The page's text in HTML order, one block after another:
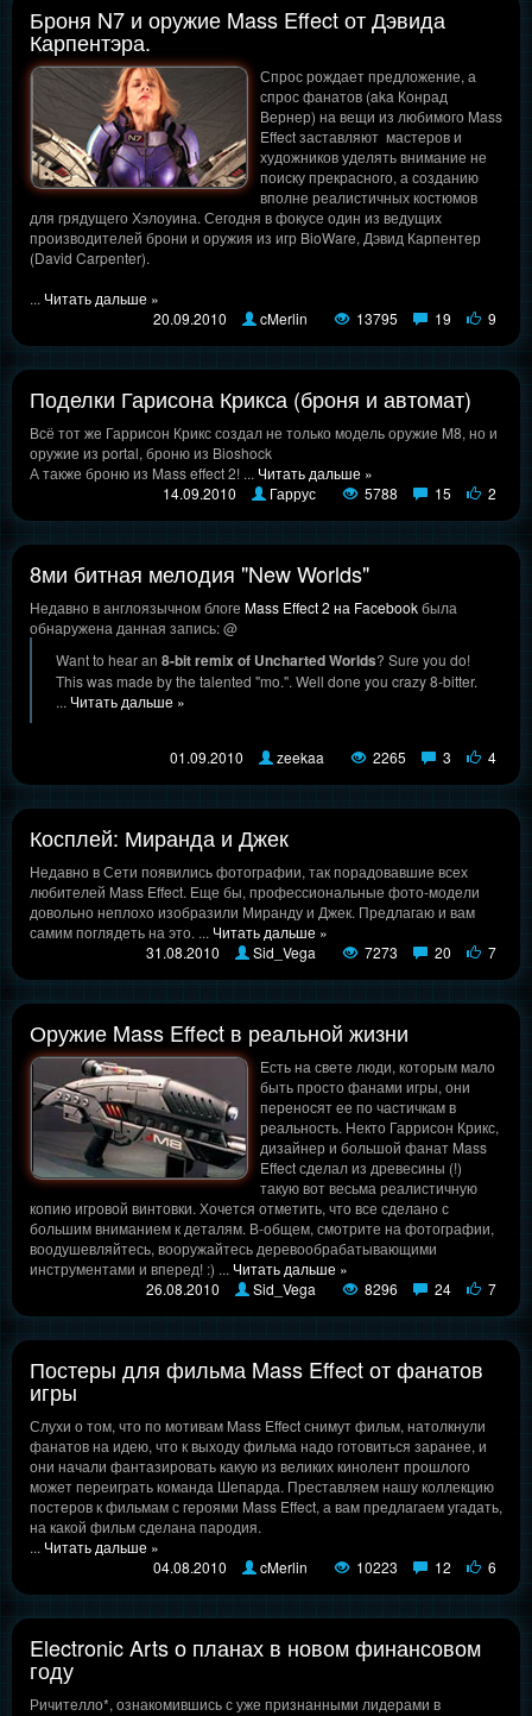
Броня N7 и оружие Mass Effect от Дэвида
Карпентэра.
Спрос рождает предложение, а
спрос фанатов (aka Конрад
Вернер) на вещи из любимого Mass
Effect заставляют мастеров и
художников уделять внимание не
поиску прекрасного, а созданию
вполне реалистичных костюмов
для грядущего Хэлоуина. Сегодня в фокусе один из ведущих
производителей брони и оружия из игр BioWare, Дэвид Карпентер
(David Carpenter).
... Читать дальше »
20.09.2010
cMerlin 13795 19 9
Поделки Гарисона Крикса (броня и автомат)
Всё тот же Гаррисон Крикс создал не только модель оружие M8, но и
оружие из portal, броню из Bioshock
А также броню из Mass effect 2! ... Читать дальше »
14.09.2010
Гаррус 5788 15 2
8ми битная мелодия "New Worlds"
Недавно в англоязычном блоге Mass Effect 2 на Facebookбыла
обнаружена данная запись: @
Want to hear an 8-bit remix of Uncharted Worlds? Sure you do!
This was made by the talented "mo.". Well done you crazy 8-bitter.
... Читать дальше »
01.09.2010 zeekaa 2265 3 4
Косплей: Миранда и Джек
Недавно в Сети появились фотографии, так порадовавшие всех
любителей Mass Effect. Еще бы, профессиональные фото-модели
довольно неплохо изобразили Миранду и Джек. Предлагаю и вам
самим поглядеть на это. ... Читать дальше »
31.08.2010
Sid_Vega 7273 20 7
Оружие Mass Effect в реальной жизни
Есть на свете люди, которым мало
быть просто фанами игры, они
переносят ее по частичкам в
реальность. Некто Гаррисон Крикс,
дизайнер и большой фанат Mass
Effect сделал из древесины (!)
такую вот весьма реалистичную
копию игровой винтовки. Хочется отметить, что все сделано с
большим вниманием к деталям. В-общем, смотрите на фотографии,
воодушевляйтесь, вооружайтесь деревообрабатывающими
инструментами и вперед! :) ... Читать дальше »
26.08.2010
Sid_Vega 8296 24 7
Постеры для фильма Mass Effect от фанатов
игры
Слухи о том, что по мотивам Mass Effect снимут фильм, натолкнули
фанатов на идею, что к выходу фильма надо готовиться заранее, и
они начали фантазировать какую из великих кинолент прошлого
может переиграть команда Шепарда. Преставляем нашу коллекцию
постеров к фильмам с героями Mass Effect, а вам предлагаем угадать,
на какой фильм сделана пародия.
... Читать дальше »
04.08.2010
cMerlin 10223 12 6
Electronic Arts о планах в новом финансовом
году
Ричителло*, ознакомившись с уже признанными лидерами в